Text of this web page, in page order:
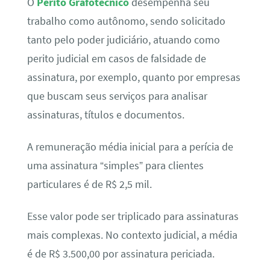
trabalho como autônomo, sendo solicitado
tanto pelo poder judiciário, atuando como
perito judicial em casos de falsidade de
assinatura, por exemplo, quanto por empresas
que buscam seus serviços para analisar
assinaturas, títulos e documentos.
A remuneração média inicial para a perícia de
uma assinatura “simples” para clientes
particulares é de R$ 2,5 mil.
Esse valor pode ser triplicado para assinaturas
mais complexas. No contexto judicial, a média
é de R$ 3.500,00 por assinatura periciada.